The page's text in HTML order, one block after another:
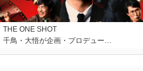
THE ONE SHOT
千鳥・大悟が企画・プロデュー…